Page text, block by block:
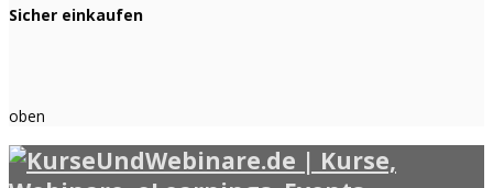
Sicher einkaufen
oben